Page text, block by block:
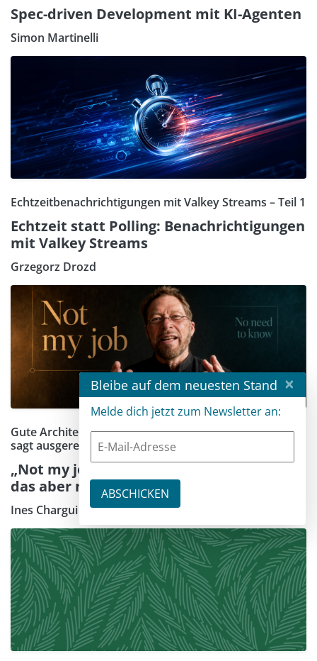
Spec-driven Development mit KI-Agenten
Simon Martinelli
Echtzeitbenachrichtigungen mit Valkey Streams – Teil 1
Echtzeit statt Polling: Benachrichtigungen
mit Valkey Streams
Grzegorz Drozd
Gute Architektur ähnelt der schlimmsten Bürokratie –
sagt ausgerechnet Alistair Cockburn
„Not my job" – das beste Designprinzip,
das aber niemand wollte
Ines Chargui
Bleibe auf dem neuesten Stand ×
Melde dich jetzt zum Newsletter an: